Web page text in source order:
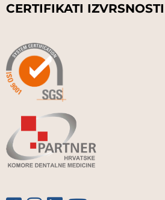
CERTIFIKATI IZVRSNOSTI